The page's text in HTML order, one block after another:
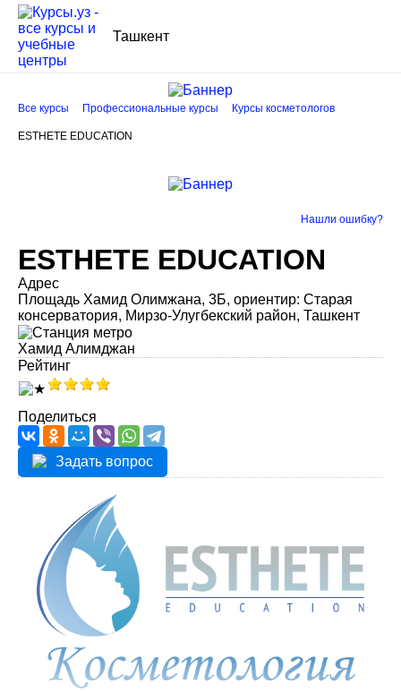
Ташкент
Все курсы Профессиональные курсы Курсы косметологов
ESTHETE EDUCATION
Нашли ошибку?
ESTHETE EDUCATION
Адрес
Площадь Хамид Олимжана, 3Б, ориентир: Старая
консерватория, Мирзо-Улугбекский район, Ташкент
Хамид Алимджан
Рейтинг
Поделиться
Задать вопрос